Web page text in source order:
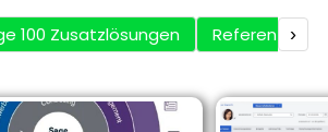
100 Zusatzlösungen Referenzen
›